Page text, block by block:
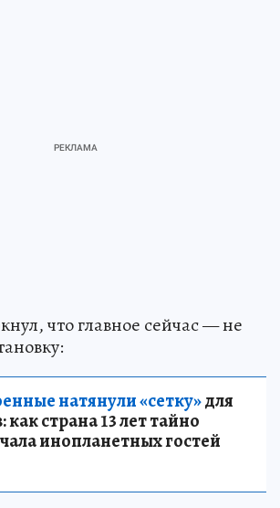
что главное сейчас — не
натянули «сетку»для
страна 13 лет тайно
инопланетных гостей